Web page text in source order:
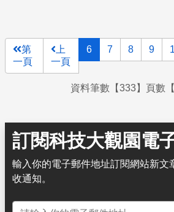
第
一頁
上
一頁
6 7 8 9
資料筆數【333】頁數【
訂閱科技大觀園電
輸入你的電子郵件地址訂閱網站新文
收通知。
電子郵件地址